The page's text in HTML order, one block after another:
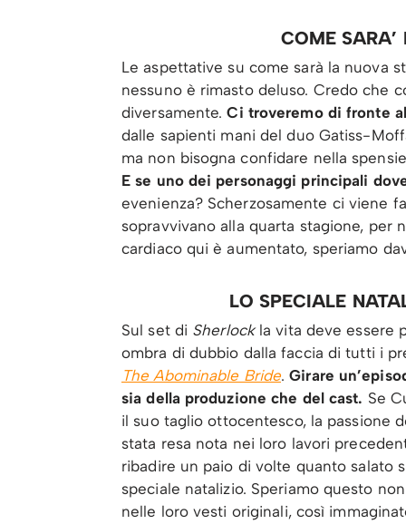
COME
Le aspettative su come sarà la nuova
nessuno è rimasto deluso. Credo che
diversamente.Ci troveremo di fronte
dalle sapienti mani del duo Gatiss-
ma non bisogna confidare nella
E se uno dei personaggi principali
evenienza? Scherzosamente ci viene
sopravvivano alla quarta stagione,
cardiaco qui è aumentato, speriamo
LO SPECIALE
Sul set di Sherlockla vita deve essere
ombra di dubbio dalla faccia di tutti i
The Abominable Bride.Girare
sia della produzione che del cast. Se
il suo taglio ottocentesco, la passione
stata resa nota nei loro lavori
ribadire un paio di volte quanto salato
speciale natalizio. Speriamo questo
nelle loro vesti originali, così